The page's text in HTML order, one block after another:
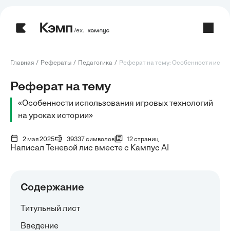
/ех.
Главная Рефераты Педагогика Реферат на тему: Особенности
Реферат на тему
«Особенности использования игровых технологий
на уроках истории»
2 мая 2025 39337 символов 12 страниц
Написал Теневой лис вместе с Кампус AI
Содержание
Титульный лист
Введение